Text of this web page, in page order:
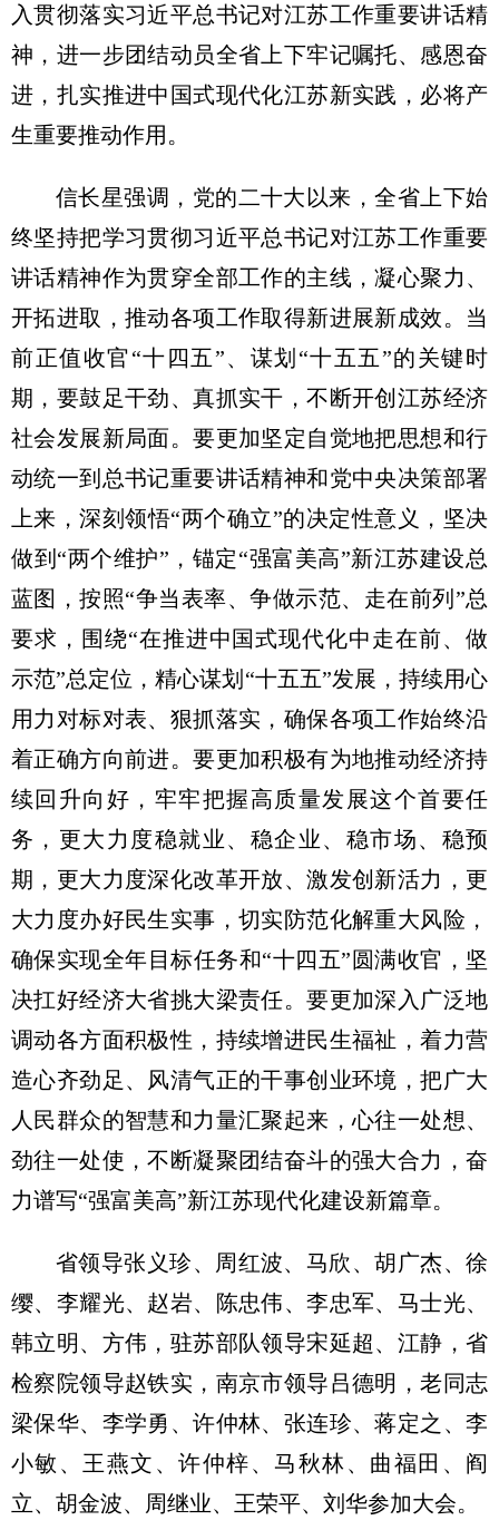
入贯彻落实习近平总书记对江苏工作重要讲话精
神，进一步团结动员全省上下牢记嘱托、感恩奋
进，扎实推进中国式现代化江苏新实践，必将产
生重要推动作用。
信长星强调，党的二十大以来，全省上下始
终坚持把学习贯彻习近平总书记对江苏工作重要
讲话精神作为贯穿全部工作的主线，凝心聚力、
开拓进取，推动各项工作取得新进展新成效。当
前正值收官“十四五”、谋划“十五五”的关键时
期，要鼓足干劲、真抓实干，不断开创江苏经济
社会发展新局面。要更加坚定自觉地把思想和行
动统一到总书记重要讲话精神和党中央决策部署
上来，深刻领悟“两个确立”的决定性意义，坚决
做到“两个维护”，锚定“强富美高”新江苏建设总
蓝图，按照“争当表率、争做示范、走在前列”总
要求，围绕“在推进中国式现代化中走在前、做
示范”总定位，精心谋划“十五五”发展，持续用心
用力对标对表、狠抓落实，确保各项工作始终沿
着正确方向前进。要更加积极有为地推动经济持
续回升向好，牢牢把握高质量发展这个首要任
务，更大力度稳就业、稳企业、稳市场、稳预
期，更大力度深化改革开放、激发创新活力，更
大力度办好民生实事，切实防范化解重大风险，
确保实现全年目标任务和“十四五”圆满收官，坚
决扛好经济大省挑大梁责任。要更加深入广泛地
调动各方面积极性，持续增进民生福祉，着力营
造心齐劲足、风清气正的干事创业环境，把广大
人民群众的智慧和力量汇聚起来，心往一处想、
劲往一处使，不断凝聚团结奋斗的强大合力，奋
力谱写“强富美高”新江苏现代化建设新篇章。
省领导张义珍、周红波、马欣、胡广杰、徐
缨、李耀光、赵岩、陈忠伟、李忠军、马士光、
韩立明、方伟，驻苏部队领导宋延超、江静，省
检察院领导赵铁实，南京市领导吕德明，老同志
梁保华、李学勇、许仲林、张连珍、蒋定之、李
小敏、王燕文、许仲梓、马秋林、曲福田、阎
立、胡金波、周继业、王荣平、刘华参加大会。